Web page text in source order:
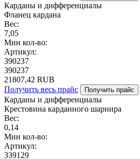
Карданы и дифференциалы
Фланец кардана
Вес:
7,05
Мин кол-во:
Артикул:
390237
390237
21807,42 RUB
Получить весь прайс
Получить прайс
Карданы и дифференциалы
Крестовина карданного шарнира
Вес:
0,14
Мин кол-во:
Артикул:
339129